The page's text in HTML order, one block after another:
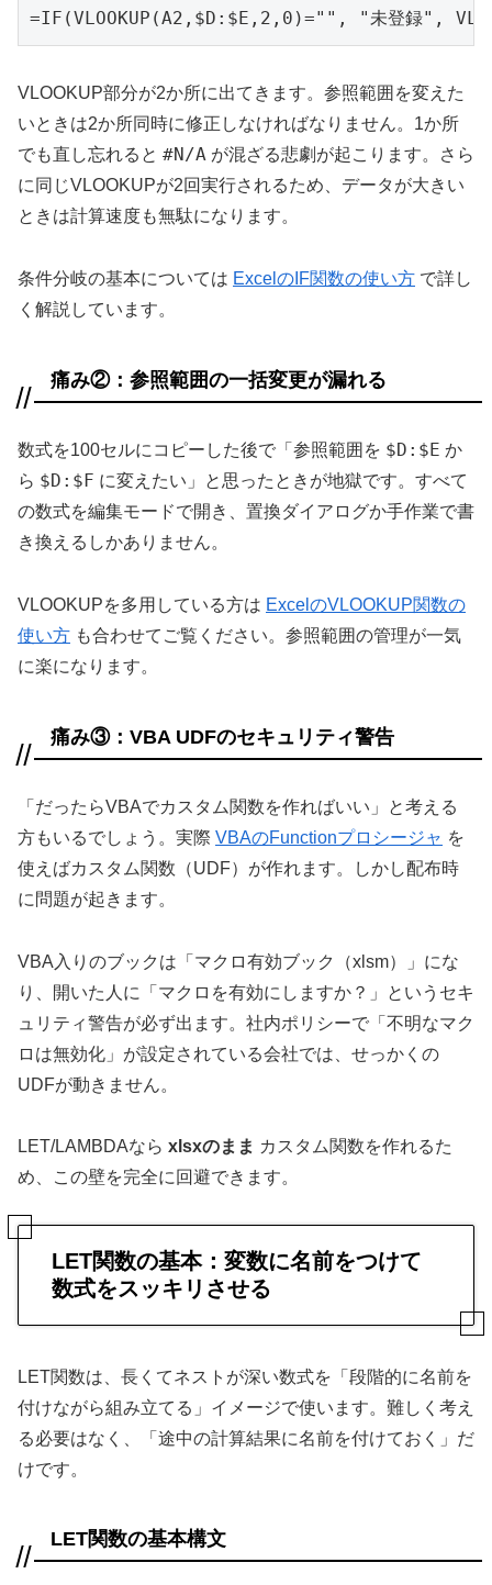
=IF(VLOOKUP(A2,$D:$E,2,0)="", "未登録",
VLOOKUP部分が2か所に出てきます。参照範囲を変えた
いときは2か所同時に修正しなければなりません。1か所
でも直し忘れると #N/A が混ざる悲劇が起こります。さら
に同じVLOOKUPが2回実行されるため、データが大きい
ときは計算速度も無駄になります。
条件分岐の基本については ExcelのIF関数の使い方 で詳し
く解説しています。
痛み②：参照範囲の一括変更が漏れる
数式を100セルにコピーした後で「参照範囲を $D:$E か
ら $D:$F に変えたい」と思ったときが地獄です。すべて
の数式を編集モードで開き、置換ダイアログか手作業で書
き換えるしかありません。
VLOOKUPを多用している方は ExcelのVLOOKUP関数の
使い方 も合わせてご覧ください。参照範囲の管理が一気
に楽になります。
痛み③：VBA UDFのセキュリティ警告
「だったらVBAでカスタム関数を作ればいい」と考える
方もいるでしょう。実際 VBAのFunctionプロシージャ を
使えばカスタム関数（UDF）が作れます。しかし配布時
に問題が起きます。
VBA入りのブックは「マクロ有効ブック（xlsm）」にな
り、開いた人に「マクロを有効にしますか？」というセキ
ュリティ警告が必ず出ます。社内ポリシーで「不明なマク
ロは無効化」が設定されている会社では、せっかくの
UDFが動きません。
LET/LAMBDAなら xlsxのまま カスタム関数を作れるた
め、この壁を完全に回避できます。
LET関数の基本：変数に名前をつけて
数式をスッキリさせる
LET関数は、長くてネストが深い数式を「段階的に名前を
付けながら組み立てる」イメージで使います。難しく考え
る必要はなく、「途中の計算結果に名前を付けておく」だ
けです。
LET関数の基本構文